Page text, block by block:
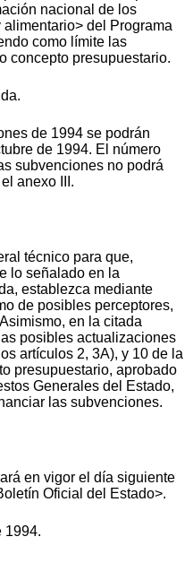
nacional de los
del Programa
como límite las
concepto presupuestario.
de 1994 se podrán
de 1994. El número
subvenciones no podrá
anexo III.
técnico para que,
lo señalado en la
establezca mediante
de posibles perceptores,
en la citada
posibles actualizaciones
artículos 2, 3A), y 10 de la
presupuestario, aprobado
Generales del Estado,
las subvenciones.
en vigor el día siguiente
Oficial del Estado>.
1994.